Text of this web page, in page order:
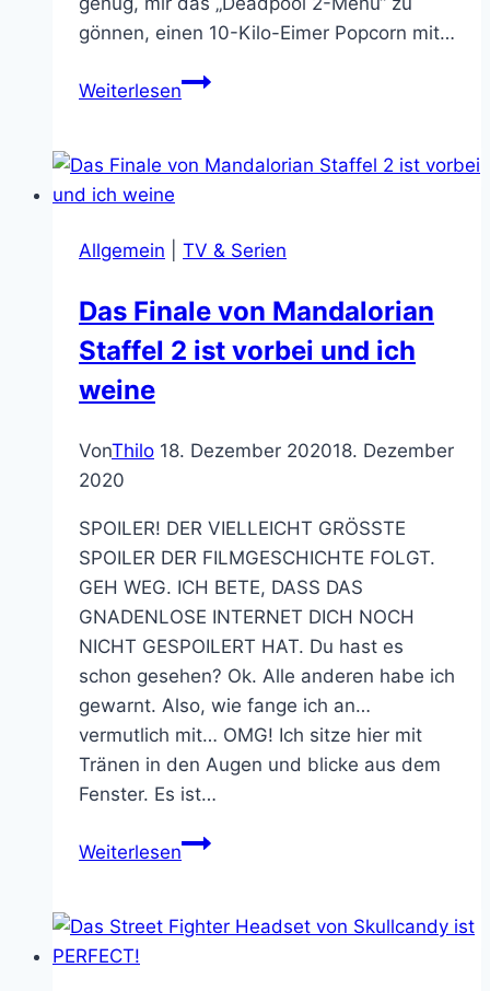
gönnen, einen 10-Kilo-Eimer Popcorn mit…
WeiterlesenDeadpool
If
turn
time!
Allgemein TV & Serien
Das Finale von Mandalorian
Staffel 2 ist vorbei und ich
weine
VonThilo 18. Dezember 202018. Dezember
2020
SPOILER! DER VIELLEICHT GRÖSSTE
SPOILER DER FILMGESCHICHTE FOLGT.
GEH WEG. ICH BETE, DASS DAS
GNADENLOSE INTERNET DICH NOCH
NICHT GESPOILERT HAT. Du hast es
schon gesehen? Ok. Alle anderen habe ich
gewarnt. Also, wie fange ich an…
vermutlich mit… OMG! Ich sitze hier mit
Tränen in den Augen und blicke aus dem
Fenster. Es ist…
WeiterlesenDas
Mandalorian